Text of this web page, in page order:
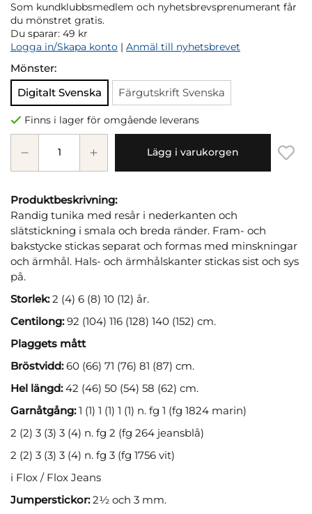
Som kundklubbsmedlem och nyhetsbrevsprenumerant får
du mönstret gratis.
Du sparar: 49 kr
Logga in/Skapa konto | Anmäl till nyhetsbrevet
Mönster:
Digitalt Svenska
Färgutskrift Svenska
Finns i lager för omgående leverans
Lägg i varukorgen
Produktbeskrivning:
Randig tunika med resår i nederkanten och
slätstickning i smala och breda ränder. Fram- och
bakstycke stickas separat och formas med minskningar
och ärmhål. Hals- och ärmhålskanter stickas sist och sys
på.
Storlek:2 (4) 6 (8) 10 (12) år.
Centilong:92 (104) 116 (128) 140 (152) cm.
Plaggets mått
Bröstvidd:60 (66) 71 (76) 81 (87) cm.
Hel längd:42 (46) 50 (54) 58 (62) cm.
Garnåtgång:1 (1) 1 (1) 1 (1) n. fg 1 (fg 1824 marin)
2 (2) 3 (3) 3 (4) n. fg 2 (fg 264 jeansblå)
2 (2) 3 (3) 3 (4) n. fg 3 (fg 1756 vit)
i Flox / Flox Jeans
Jumperstickor:2½ och 3 mm.